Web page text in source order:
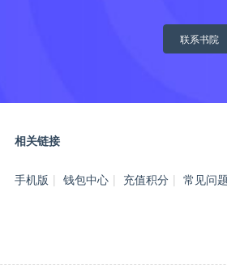
联系书院
相关链接
手机版 | 钱包中心 | 充值积分 | 常见问题